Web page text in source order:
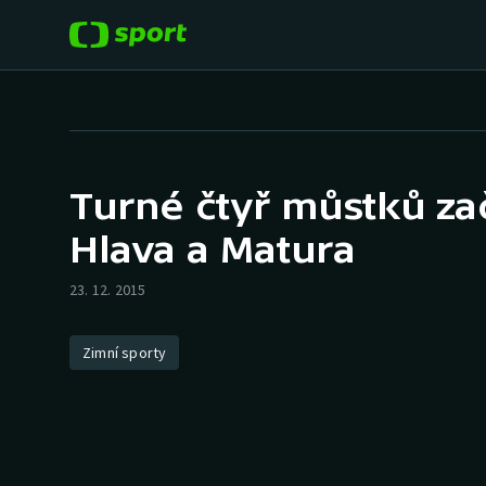
Hokej
Tenis
Cyklistika
Baseball a softbal
Basketbal
Turné čtyř můstků
Hlava a Matura
23. 12. 2015
Zimní sporty